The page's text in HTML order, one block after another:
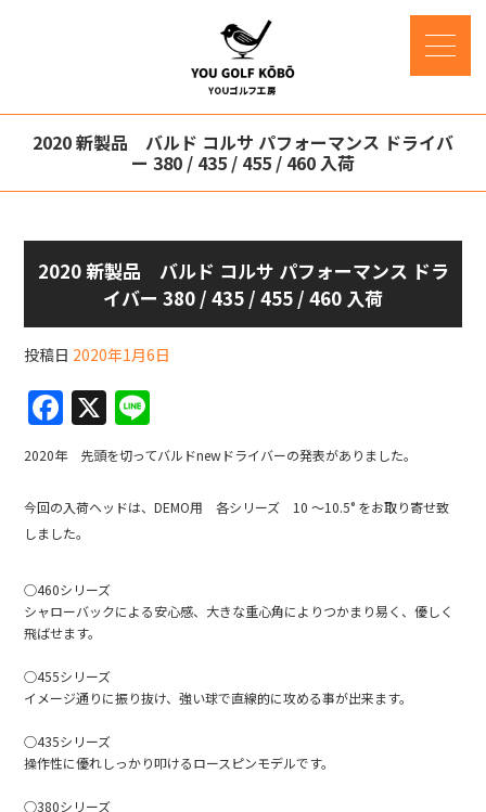
2020 新製品 バルド コルサ パフォーマンス ドライバ
ー 380 / 435 / 455 / 460 入荷
2020 新製品 バルド コルサ パフォーマンス ドラ
イバー 380 / 435 / 455 / 460 入荷
投稿日 2020年1月6日
F
a
c
e
b
o
o
k
X
n
e
2020年 先頭を切ってバルドnewドライバーの発表がありました。
今回の入荷ヘッドは、DEMO用 各シリーズ 10 〜10.5° をお取り寄せ致
しました。
○460シリーズ
シャローバックによる安心感、大きな重心角によりつかまり易く、優しく
飛ばせます。
○455シリーズ
イメージ通りに振り抜け、強い球で直線的に攻める事が出来ます。
○435シリーズ
操作性に優れしっかり叩けるロースピンモデルです。
○380シリーズ